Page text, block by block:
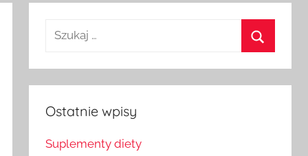
Szukaj
Ostatnie wpisy
Suplementy diety